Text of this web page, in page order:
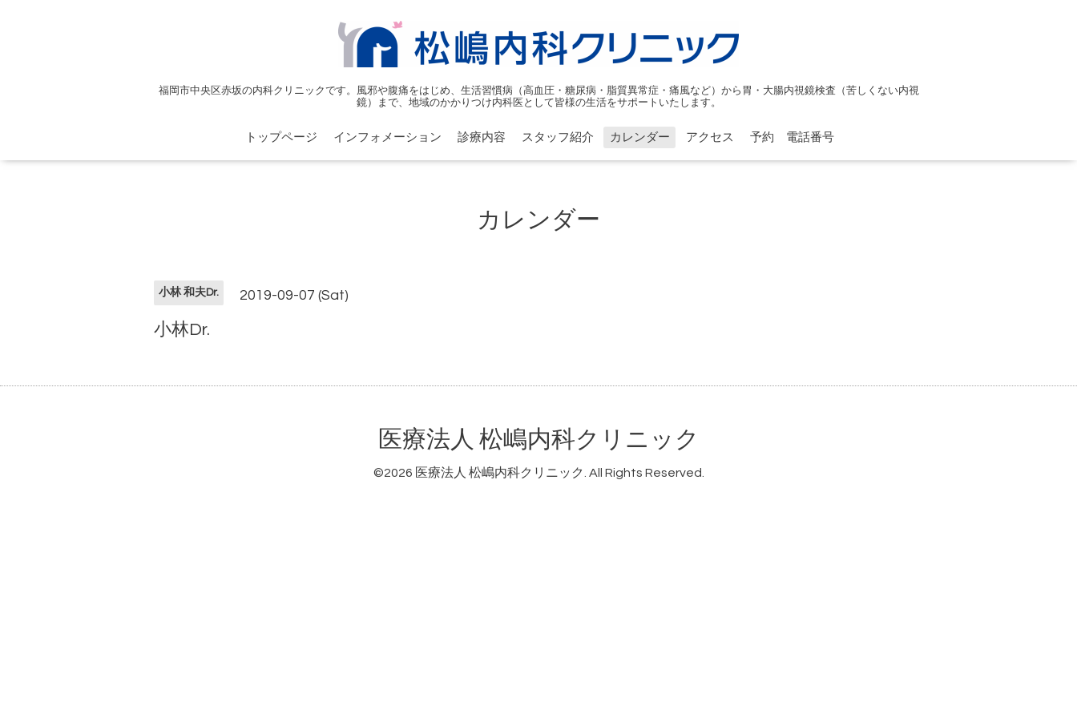
福岡市中央区赤坂の内科クリニックです。風邪や腹痛をはじめ、生活習慣病（高血圧・糖尿病・脂質異常症・痛風など）から胃・大腸内視鏡検査（苦しくない内視
鏡）まで、地域のかかりつけ内科医として皆様の生活をサポートいたします。
トップページ インフォメーション 診療内容 スタッフ紹介 カレンダー アクセス 予約 電話番号
カレンダー
小林 和夫Dr. 2019-09-07 (Sat)
小林Dr.
医療法人 松嶋内科クリニック
©2026 医療法人 松嶋内科クリニック. All Rights Reserved.